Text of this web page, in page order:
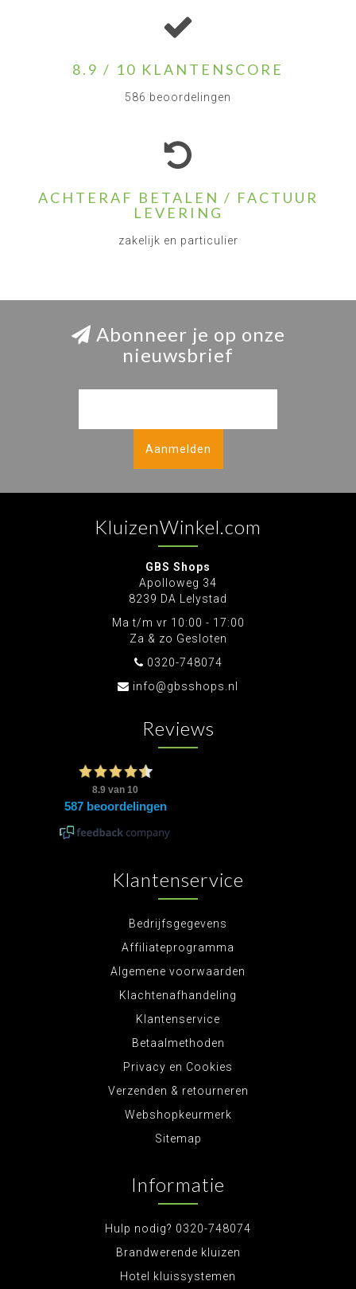
8.9 / 10 KLANTENSCORE
586 beoordelingen
ACHTERAF BETALEN / FACTUUR
LEVERING
zakelijk en particulier
Abonneer je op onze
nieuwsbrief
Aanmelden
KluizenWinkel.com
GBS Shops
Apolloweg 34
8239 DA Lelystad
Ma t/m vr 10:00 - 17:00
Za & zo Gesloten
0320-748074
info@gbsshops.nl
Reviews
Klantenservice
Bedrijfsgegevens
Affiliateprogramma
Algemene voorwaarden
Klachtenafhandeling
Klantenservice
Betaalmethoden
Privacy en Cookies
Verzenden & retourneren
Webshopkeurmerk
Sitemap
Informatie
Hulp nodig? 0320-748074
Brandwerende kluizen
Hotel kluissystemen